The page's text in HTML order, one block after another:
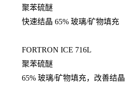
聚苯硫醚
快速结晶 65% 玻璃/矿物填充
FORTRON ICE 716L
聚苯硫醚
65% 玻璃/矿物填充，改善结晶